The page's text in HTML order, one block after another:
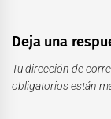
Deja una
Tu dirección de
obligatorios están